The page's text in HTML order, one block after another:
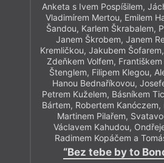
Anketa s Ivem Pospíšilem,
Vladimírem Mertou, Emilem
Šandou, Karlem Škrabalem,
Janem Škrobem, Janem
Kremličkou, Jakubem
Zdeňkem Volfem,
Štenglem, Filipem Klegou,
Hanou Bednaříkovou,
Petrem Kuželem, Básníkem
Bártem, Robertem Kanóczem,
Martinem Pilařem,
Václavem Kahudou,
Radimem Kopáčem a
“Bez tebe by to